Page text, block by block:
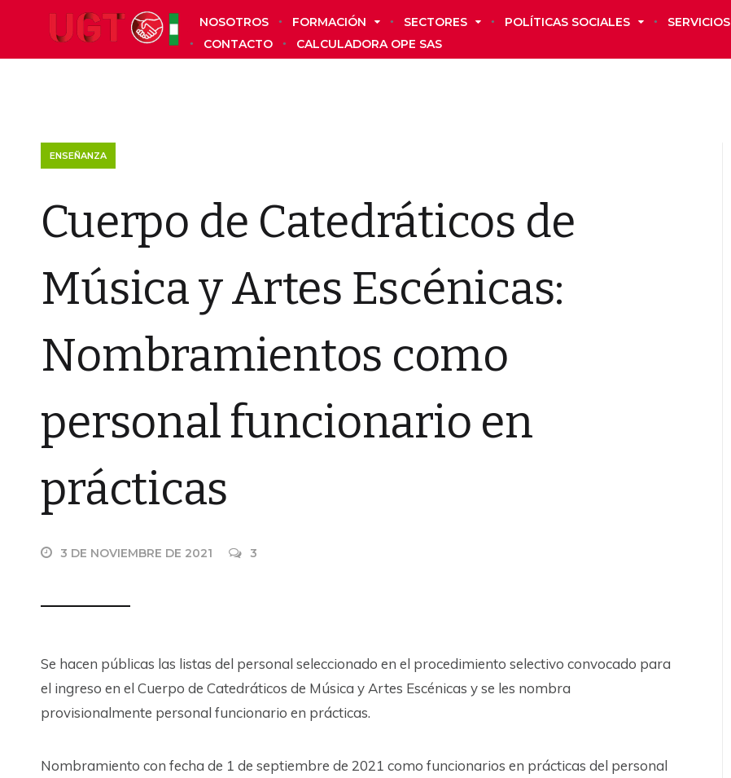
NOSOTROS FORMACIÓN SECTORES POLÍTICAS SOCIALES SERVICIOS
CONTACTO
CALCULADORA OPE SAS
ENSEÑANZA
Cuerpo de Catedráticos de
Música y Artes Escénicas:
Nombramientos como
personal funcionario en
prácticas
3 DE NOVIEMBRE DE 2021 3
Se hacen públicas las listas del personal seleccionado en el procedimiento selectivo convocado para
el ingreso en el Cuerpo de Catedráticos de Música y Artes Escénicas y se les nombra
provisionalmente personal funcionario en prácticas.
Nombramiento con fecha de 1 de septiembre de 2021 como funcionarios en prácticas del personal